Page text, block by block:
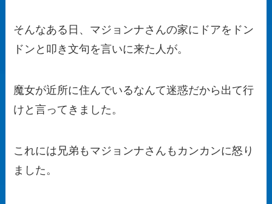
そんなある日、マジョンナさんの家にドアをドン
ドンと叩き文句を言いに来た人が。
魔女が近所に住んでいるなんて迷惑だから出て行
けと言ってきました。
これには兄弟もマジョンナさんもカンカンに怒り
ました。